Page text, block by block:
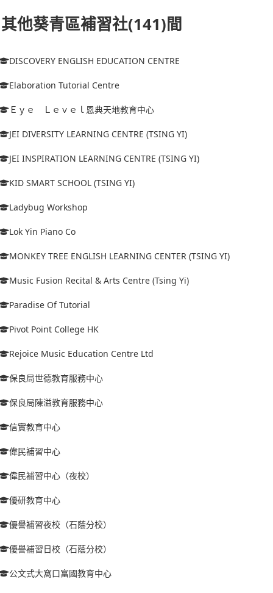
其他葵青區補習社(141)間
DISCOVERY ENGLISH EDUCATION CENTRE
Elaboration Tutorial Centre
Ｅｙｅ Ｌｅｖｅｌ恩典天地教育中心
JEI DIVERSITY LEARNING CENTRE (TSING YI)
JEI INSPIRATION LEARNING CENTRE (TSING YI)
KID SMART SCHOOL (TSING YI)
Ladybug Workshop
Lok Yin Piano Co
MONKEY TREE ENGLISH LEARNING CENTER (TSING YI)
Music Fusion Recital & Arts Centre (Tsing Yi)
Paradise Of Tutorial
Pivot Point College HK
Rejoice Music Education Centre Ltd
保良局世德教育服務中心
保良局陳溢教育服務中心
信實教育中心
偉民補習中心
偉民補習中心（夜校）
優研教育中心
優譽補習夜校（石蔭分校）
優譽補習日校（石蔭分校）
公文式大窩口富國教育中心